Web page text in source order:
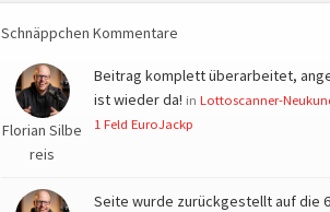
Schnäppchen Kommentare
Florian Silbe
reis
Beitrag komplett überarbeitet,
ist wieder da! in Lottoscanner-
1 Feld EuroJackp
Seite wurde zurückgestellt auf die